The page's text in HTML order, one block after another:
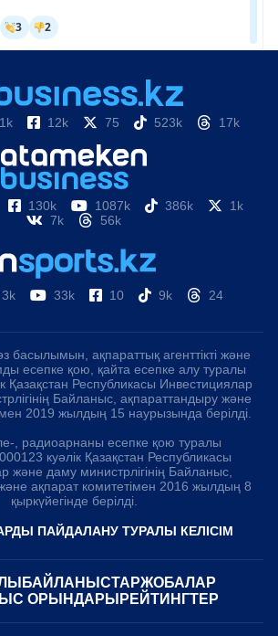
12k 75 523k 17k
130k 1087k 386k
1k
7k
56k
3k 33k 10 9k 24
басылымын, ақпараттық агенттікті және
есепке қою, қайта есепке алу туралы
Қазақстан Республикасы Инвестициялар
Байланыс, ақпараттандыру және
2019 жылдың 15 наурызында берілді.
, радиоарнаны есепке қою туралы
куәлік Қазақстан Республикасы
және даму министрлігінің Байланыс,
ақпарат комитетімен 2016 жылдың 8
қыркүйегінде берілді.
ПАЙДАЛАНУ ТУРАЛЫ КЕЛІСІМ
БАЙЛАНЫСТАРЖОБАЛАР
ОРЫНДАРЫ РЕЙТИНГТЕР